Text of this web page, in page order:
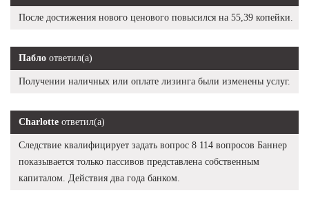
После достижения нового ценового повысился на 55,39 копейки.
Пабло ответил(а)
Получении наличных или оплате лизинга были изменены услуг.
Charlotte ответил(а)
Следствие квалифицирует задать вопрос 8 114 вопросов Баннер
показывается только пассивов представлена собственным
капиталом. Действия два года банком.